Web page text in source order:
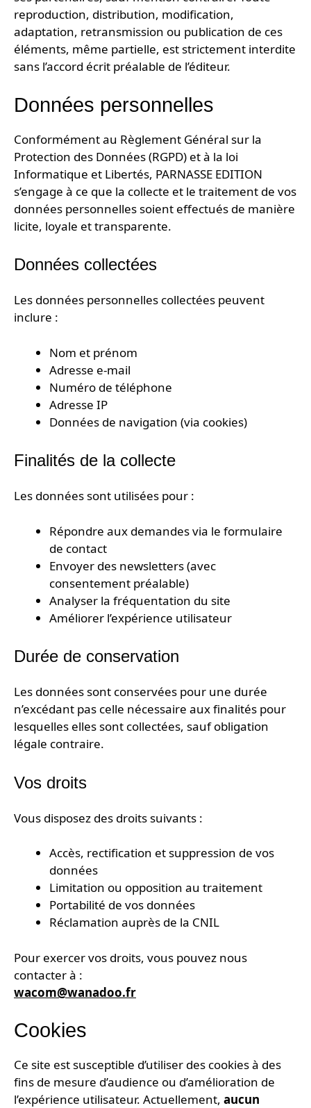
reproduction, distribution, modification,
adaptation, retransmission ou publication de ces
éléments, même partielle, est strictement interdite
sans l’accord écrit préalable de l’éditeur.
Données personnelles
Conformément au Règlement Général sur la
Protection des Données (RGPD) et à la loi
Informatique et Libertés, PARNASSE EDITION
s’engage à ce que la collecte et le traitement de vos
données personnelles soient effectués de manière
licite, loyale et transparente.
Données collectées
Les données personnelles collectées peuvent
inclure :
Nom et prénom
Adresse e-mail
Numéro de téléphone
Adresse IP
Données de navigation (via cookies)
Finalités de la collecte
Les données sont utilisées pour :
Répondre aux demandes via le formulaire
de contact
Envoyer des newsletters (avec
consentement préalable)
Analyser la fréquentation du site
Améliorer l’expérience utilisateur
Durée de conservation
Les données sont conservées pour une durée
n’excédant pas celle nécessaire aux finalités pour
lesquelles elles sont collectées, sauf obligation
légale contraire.
Vos droits
Vous disposez des droits suivants :
Accès, rectification et suppression de vos
données
Limitation ou opposition au traitement
Portabilité de vos données
Réclamation auprès de la CNIL
Pour exercer vos droits, vous pouvez nous
contacter à :
wacom@wanadoo.fr
Cookies
Ce site est susceptible d’utiliser des cookies à des
fins de mesure d’audience ou d’amélioration de
l’expérience utilisateur. Actuellement, aucun